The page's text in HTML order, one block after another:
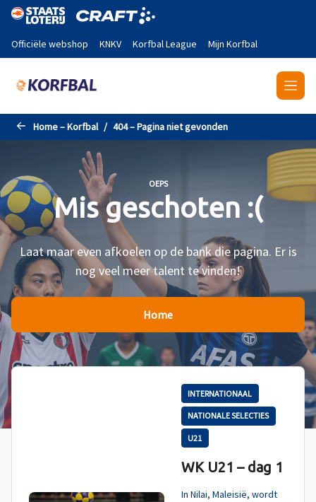
Naar de hoofdinhoud gaan
Officiële webshop KNKV Korfbal League Mijn Korfbal
Home – Korfbal 404 – Pagina niet gevonden
OEPS
Mis geschoten :(
Laat maar even afkoelen op de bank die pagina. Er is
nog veel meer talent te vinden!
Home
INTERNATIONAAL
NATIONALE SELECTIES
U21
WK U21 – dag 1
In Nilai, Maleisië, wordt